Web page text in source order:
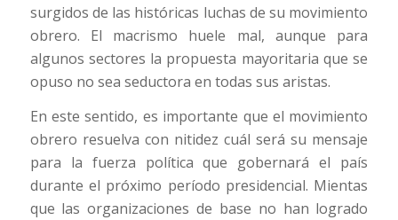
surgidos de las históricas luchas de su movimiento
obrero. El macrismo huele mal, aunque para
algunos sectores la propuesta mayoritaria que se
opuso no sea seductora en todas sus aristas.
En este sentido, es importante que el movimiento
obrero resuelva con nitidez cuál será su mensaje
para la fuerza política que gobernará el país
durante el próximo período presidencial. Mientas
que las organizaciones de base no han logrado